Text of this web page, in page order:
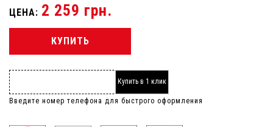
ЦЕНА: 2 259 грн.
КУПИТЬ
Купить в 1 клик
Введите номер телефона для быстрого оформления